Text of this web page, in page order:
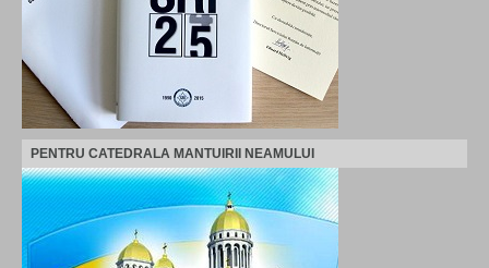
PENTRU CATEDRALA MANTUIRII NEAMULUI